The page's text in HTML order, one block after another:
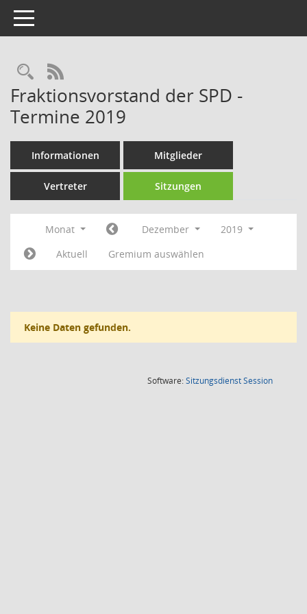
Toggle navigation
Rechercheauswahl
RSS-Feed
Fraktionsvorstand der SPD -
Termine 2019
Informationen Mitglieder
Vertreter Sitzungen
Monat Dezember
2019
Aktuell
Gremium auswählen
Keine Daten gefunden.
Software:SitzungsdienstSession(Wird in